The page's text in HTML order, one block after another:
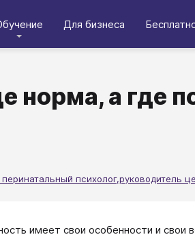
Для бизнеса
норма, а где
психолог,руководитель
имеет свои особенности и свои